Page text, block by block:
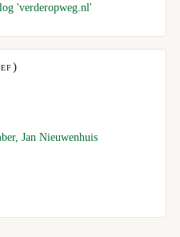
'verderopweg.nl'
Jan Nieuwenhuis